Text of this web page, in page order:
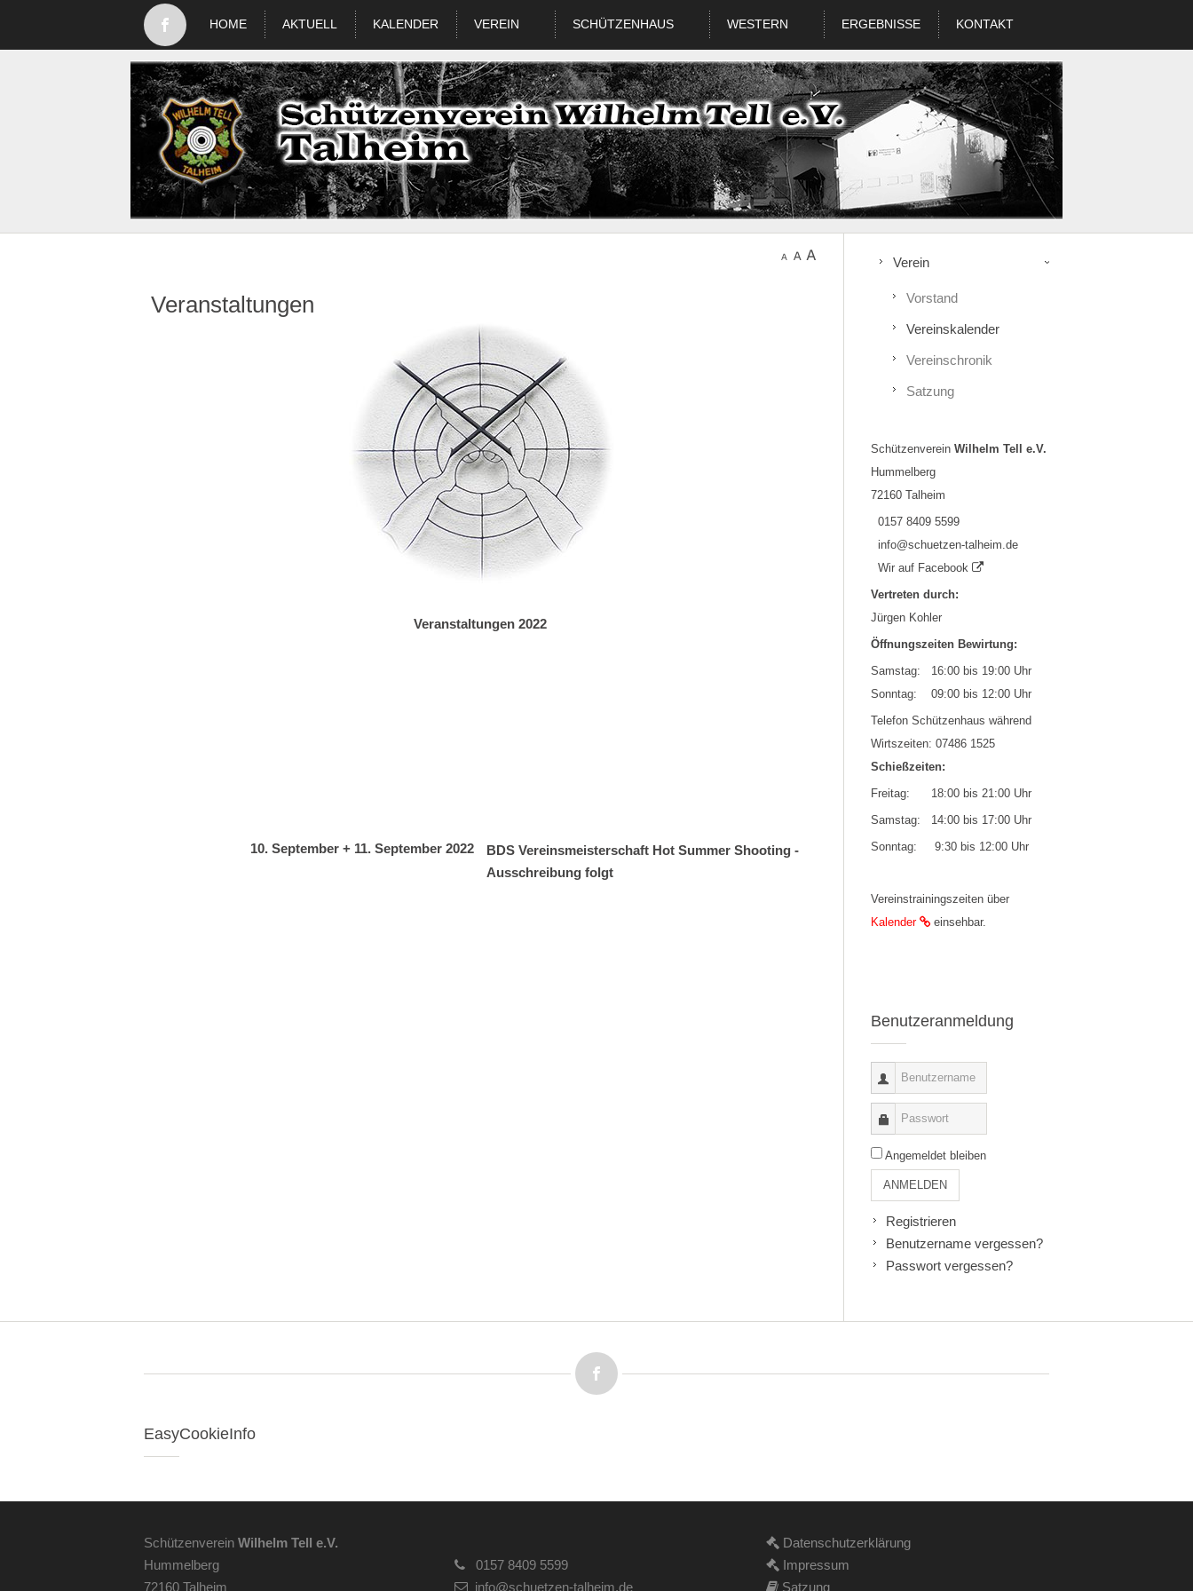
HOME AKTUELL KALENDER VEREIN SCHÜTZENHAUS WESTERN ERGEBNISSE KONTAKT
Veranstaltungen
Veranstaltungen 2022
10. September + 11. September 2022 BDS Vereinsmeisterschaft Hot Summer Shooting -
Ausschreibung folgt
Verein
Vorstand
Vereinskalender
Vereinschronik
Satzung
Schützenverein Wilhelm Tell e.V.
Hummelberg
72160 Talheim
0157 8409 5599
info@schuetzen-talheim.de
Wir auf Facebook
Vertreten durch:
Jürgen Kohler
Öffnungszeiten Bewirtung:
Samstag: 16:00 bis 19:00 Uhr
Sonntag: 09:00 bis 12:00 Uhr
Telefon Schützenhaus während
Wirtszeiten: 07486 1525
Schießzeiten:
Freitag: 18:00 bis 21:00 Uhr
Samstag: 14:00 bis 17:00 Uhr
Sonntag: 9:30 bis 12:00 Uhr
Vereinstrainingszeiten über
Kalender
einsehbar.
Benutzeranmeldung
Angemeldet bleiben
ANMELDEN
Registrieren
Benutzername vergessen?
Passwort vergessen?
EasyCookieInfo
Schützenverein Wilhelm Tell e.V.
Hummelberg
72160 Talheim
0157 8409 5599
info@schuetzen-talheim.de
Datenschutzerklärung
Impressum
Satzung